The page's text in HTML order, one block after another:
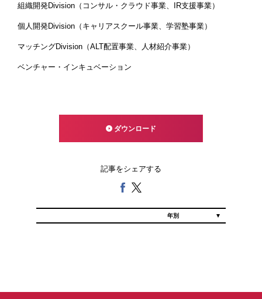
組織開発Division（コンサル・クラウド事業、IR支援事業）
個人開発Division（キャリアスクール事業、学習塾事業）
マッチングDivision（ALT配置事業、人材紹介事業）
ベンチャー・インキュベーション
ダウンロード
記事をシェアする